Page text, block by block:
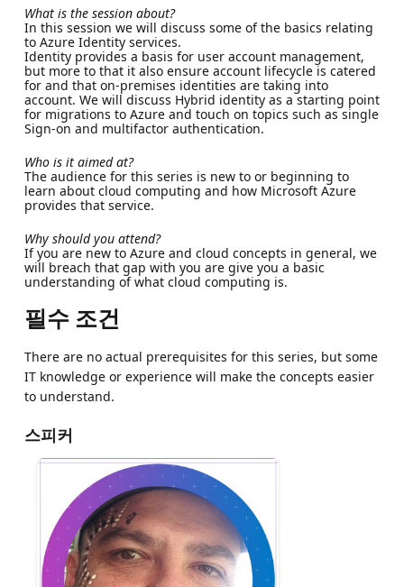
What is the session about?
In this session we will discuss some of the basics relating
to Azure Identity services.
Identity provides a basis for user account management,
but more to that it also ensure account lifecycle is catered
for and that on-premises identities are taking into
account. We will discuss Hybrid identity as a starting point
for migrations to Azure and touch on topics such as single
Sign-on and multifactor authentication.
Who is it aimed at?
The audience for this series is new to or beginning to
learn about cloud computing and how Microsoft Azure
provides that service.
Why should you attend?
If you are new to Azure and cloud concepts in general, we
will breach that gap with you are give you a basic
understanding of what cloud computing is.
필수 조건
There are no actual prerequisites for this series, but some
IT knowledge or experience will make the concepts easier
to understand.
스피커